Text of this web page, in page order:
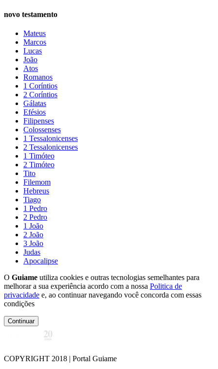
novo testamento
Mateus
Marcos
Lucas
João
Atos
Romanos
1 Coríntios
2 Coríntios
Gálatas
Efésios
Filipenses
Colossenses
1 Tessalonicenses
2 Tessalonicenses
1 Timóteo
2 Timóteo
Tito
Filemom
Hebreus
Tiago
1 Pedro
2 Pedro
1 João
2 João
3 João
Judas
Apocalipse
O Guiame utiliza cookies e outras tecnologias semelhantes para
melhorar a sua experiência acordo com a nossa Politica de
privacidade e, ao continuar navegando você concorda com essas
condições
Continuar
COPYRIGHT 2018 | Portal Guiame